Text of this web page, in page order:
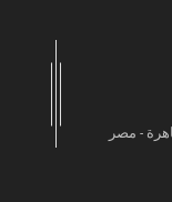
- مصر